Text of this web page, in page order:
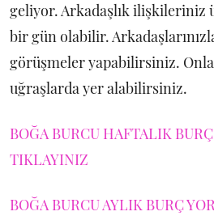
geliyor. Arkadaşlık ilişkileriniz
bir gün olabilir.
görüşmeler yapabilirsiniz.
uğraşlarda yer alabilirsiniz.
BOĞA BURCU HAFTALIK
TIKLAYINIZ
BOĞA BURCU AYLIK BURÇ